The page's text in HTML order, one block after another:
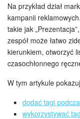
Dysk
Kalendarz
Jak zacząć
Grupy
Na przykład dział
kampanii
takie jak
zespół może łatwo
kierunkiem, otworzyć
czasochłonnego
W tym artykule
dodać tagi
wykorzystywać